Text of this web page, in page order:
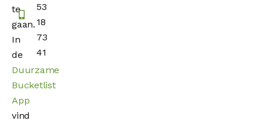
te
gaan.
In
de
Duurzame
Bucketlist
App
vind
53
18
73
41